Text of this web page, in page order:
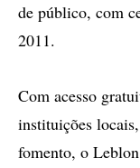
de público, com
2011.
Com acesso
instituições
fomento, o